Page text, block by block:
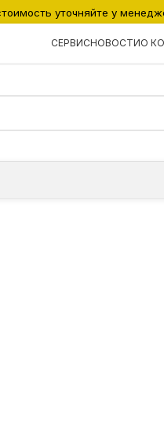
СЕРВИСНОВОСТИО
уточняйте у